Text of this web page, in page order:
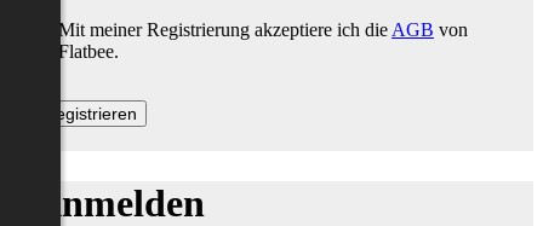
Mit meiner Registrierung akzeptiere ich die AGB von
Flatbee.
Anmelden